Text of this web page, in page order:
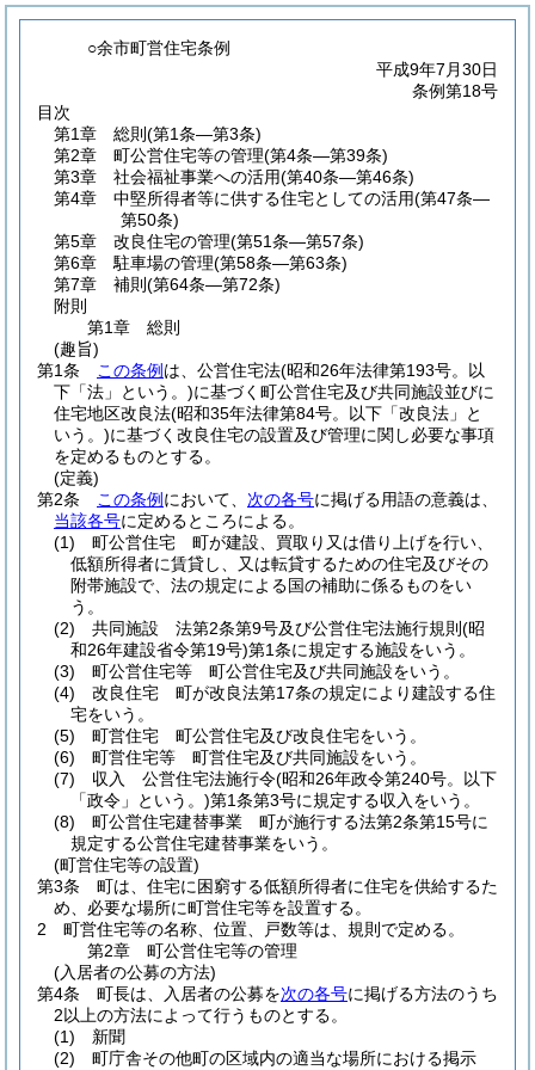
○余市町営住宅条例
平成9年7月30日
条例第18号
目次
第1章
総則 (第1条―第3条)
第2章
町公営住宅等の管理(第4条―第39条)
第3章
社会福祉事業への活用(第40条―第46条)
第4章
中堅所得者等に供する住宅としての活用(第47条―
第50条)
第5章
改良住宅の管理(第51条―第57条)
第6章
駐車場の管理(第58条―第63条)
第7章
補則 (第64条―第72条)
附則
第1章
総則
(趣旨)
第1条
この条例 は、公営住宅法(昭和26年法律第193号。以
下「法」という。)に基づく町公営住宅及び共同施設並びに
住宅地区改良法(昭和35年法律第84号。以下「改良法」と
いう。)に基づく改良住宅の設置及び管理に関し必要な事項
を定めるものとする。
(定義)
第2条
この条例 において、 次の各号に掲げる用語の意義は、
当該各号に定めるところによる。
(1)
町公営住宅 町が建設、買取り又は借り上げを行い、
低額所得者に賃貸し、又は転貸するための住宅及びその
附帯施設で、法の規定による国の補助に係るものをい
う。
(2)
共同施設 法第2条第9号及び公営住宅法施行規則 (昭
和26年建設省令第19号)第1条に規定する施設をいう。
(3)
町公営住宅等 町公営住宅及び共同施設をいう。
(4)
改良住宅 町が改良法第17条の規定により建設する住
宅をいう。
(5)
町営住宅 町公営住宅及び改良住宅をいう。
(6)
町営住宅等 町営住宅及び共同施設をいう。
(7)
収入 公営住宅法施行令(昭和26年政令第240号。以下
「政令」という。)第1条第3号に規定する収入をいう。
(8)
町公営住宅建替事業 町が施行する法第2条第15号に
規定する公営住宅建替事業をいう。
(町営住宅等の設置)
第3条
町は、住宅に困窮する低額所得者に住宅を供給するた
め、必要な場所に町営住宅等を設置する。
2
町営住宅等の名称、位置、戸数等は、規則で定める。
第2章
町公営住宅等の管理
(入居者の公募の方法)
第4条
町長は、入居者の公募を次の各号に掲げる方法のうち
2以上の方法によって行うものとする。
(1)
新聞
(2)
町庁舎その他町の区域内の適当な場所における掲示